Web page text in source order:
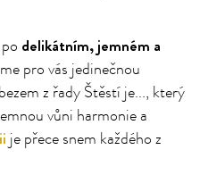
delikátním, jemném a
pro vás jedinečnou
z řady Štěstí je..., který
vůni harmonie a
je přece snem každého z